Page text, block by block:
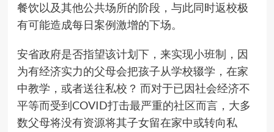
餐饮以及其他公共场所的阶段，与此同时返校极
有可能造成每日案例激增的下场。
安省政府是否指望该计划下，来实现小班制，因
为有经济实力的父母会把孩子从学校辍学，在家
中教学，或者送往私校？ 而对于已因社会经济不
平等而受到COVID打击最严重的社区而言，大多
数父母将没有资源将其子女留在家中或转向私